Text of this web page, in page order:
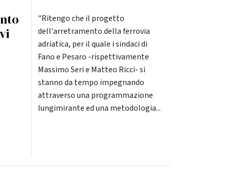
"Ritengo che il progetto
dell'arretramento della ferrovia
adriatica, per il quale i sindaci di
Fano e Pesaro -rispettivamente
Massimo Seri e Matteo Ricci- si
stanno da tempo impegnando
attraverso una programmazione
lungimirante ed una metodologia...